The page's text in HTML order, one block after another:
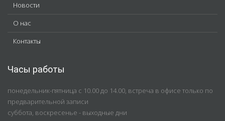
Новости
О нас
Контакты
Часы работы
понедельник-пятница с 10.00 до 14.00, встреча в офисе только по
предварительной записи
суббота, воскресенье - выходные дни